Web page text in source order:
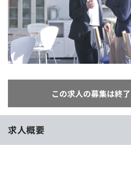
個人向けプラン
法人向けプラン
学校向けプラン
この求人の募集は終
求人概要